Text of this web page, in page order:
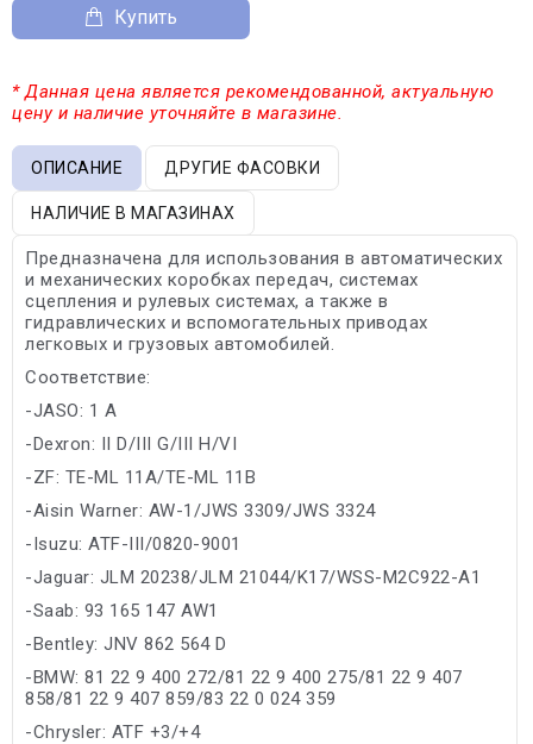
Купить
* Данная цена является рекомендованной, актуальную
цену и наличие уточняйте в магазине.
ОПИСАНИЕ ДРУГИЕ ФАСОВКИ
НАЛИЧИЕ В МАГАЗИНАХ
Предназначена для использования в автоматических
и механических коробках передач, системах
сцепления и рулевых системах, а также в
гидравлических и вспомогательных приводах
легковых и грузовых автомобилей.
Соответствие:
-JASO: 1 A
-Dexron: II D/III G/III H/VI
-ZF: TE-ML 11A/TE-ML 11B
-Aisin Warner: AW-1/JWS 3309/JWS 3324
-Isuzu: ATF-III/0820-9001
-Jaguar: JLM 20238/JLM 21044/K17/WSS-M2C922-A1
-Saab: 93 165 147 AW1
-Bentley: JNV 862 564 D
-BMW: 81 22 9 400 272/81 22 9 400 275/81 22 9 407
858/81 22 9 407 859/83 22 0 024 359
-Chrysler: ATF +3/+4